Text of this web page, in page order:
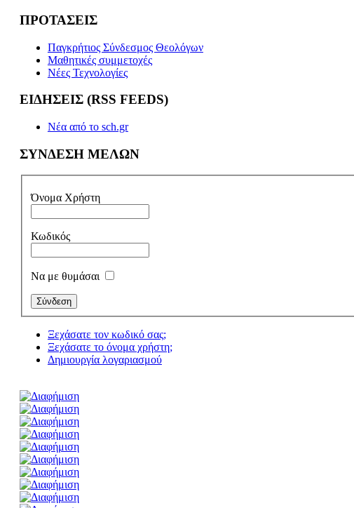
ΠΡΟΤΑΣΕΙΣ
Παγκρήτιος Σύνδεσμος Θεολόγων
Μαθητικές συμμετοχές
Νέες Τεχνολογίες
ΕΙΔΗΣΕΙΣ (RSS FEEDS)
Νέα από το sch.gr
ΣΥΝΔΕΣΗ ΜΕΛΩΝ
Όνομα Χρήστη
Κωδικός
Να με θυμάσαι
Ξεχάσατε τον κωδικό σας;
Ξεχάσατε το όνομα χρήστη;
Δημιουργία λογαριασμού